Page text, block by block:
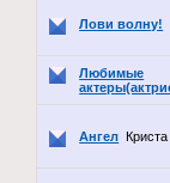
Лови волну!
Любимые
Ангел Криста